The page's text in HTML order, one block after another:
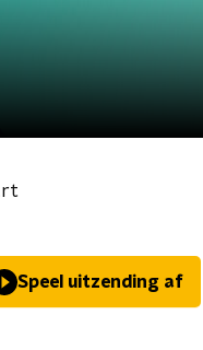
Speel uitzending af